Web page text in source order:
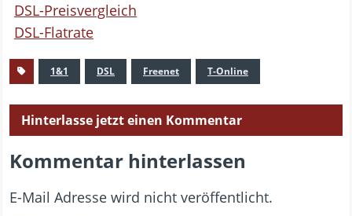
DSL-Preisvergleich
DSL-Flatrate
1&1 DSL Freenet T-Online
Hinterlasse jetzt einen Kommentar
Kommentar hinterlassen
E-Mail Adresse wird nicht veröffentlicht.